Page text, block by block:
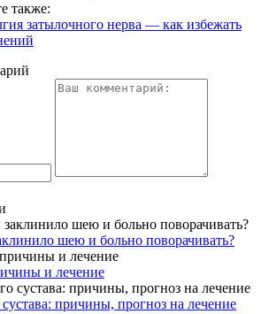
также:
затылочного нерва — как избежать
шею и больно поворачивать?
и лечение
причины, прогноз на лечение